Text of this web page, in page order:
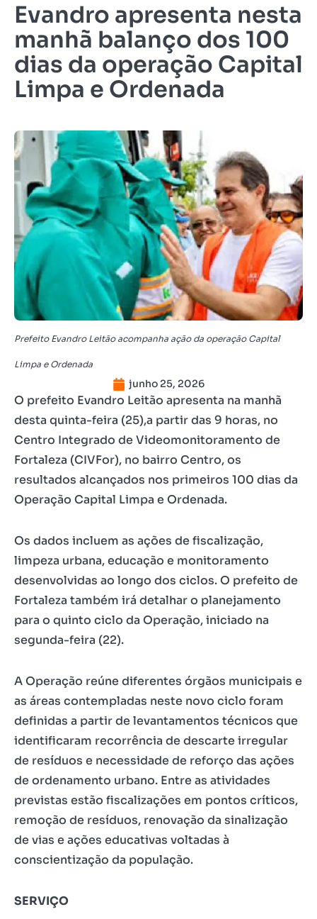
Evandro apresenta nesta
manhã balanço dos 100
dias da operação Capital
Limpa e Ordenada
Prefeito Evandro Leitão acompanha ação da operação Capital
Limpa e Ordenada
junho 25, 2026
O prefeito Evandro Leitão apresenta na manhã
desta quinta-feira (25),a partir das 9 horas, no
Centro Integrado de Videomonitoramento de
Fortaleza (CIVFor), no bairro Centro, os
resultados alcançados nos primeiros 100 dias da
Operação Capital Limpa e Ordenada.
Os dados incluem as ações de fiscalização,
limpeza urbana, educação e monitoramento
desenvolvidas ao longo dos ciclos. O prefeito de
Fortaleza também irá detalhar o planejamento
para o quinto ciclo da Operação, iniciado na
segunda-feira (22).
A Operação reúne diferentes órgãos municipais e
as áreas contempladas neste novo ciclo foram
definidas a partir de levantamentos técnicos que
identificaram recorrência de descarte irregular
de resíduos e necessidade de reforço das ações
de ordenamento urbano. Entre as atividades
previstas estão fiscalizações em pontos críticos,
remoção de resíduos, renovação da sinalização
de vias e ações educativas voltadas à
conscientização da população.
SERVIÇO